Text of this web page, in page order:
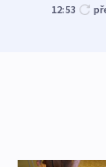
12:53